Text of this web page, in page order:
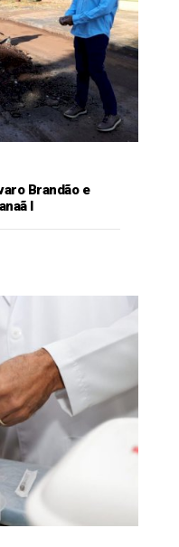
Brandão e
I